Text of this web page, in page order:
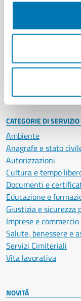
Enti e fondazioni
Personale
Intranet, posta
CATEGORIE DI SERVIZIO
Ambiente
Anagrafe e stato
Autorizzazioni
Cultura e tempo
Documenti e
Educazione e
Giustizia e sicurezza
Imprese e commercio
Salute, benessere e
Servizi Cimiteriali
Vita lavorativa
NOVITÀ